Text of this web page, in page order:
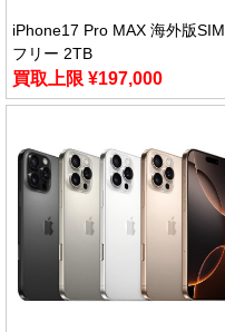
iPhone17 Pro MAX 海外版SIM
フリー 2TB
買取上限 ¥197,000